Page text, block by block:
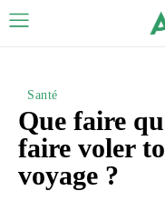
Santé
Que faire
faire voler
voyage ?